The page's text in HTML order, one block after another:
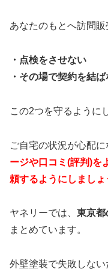
あなたのもとへ訪問販
・点検をさせない
・その場で契約を結
この2つを守るように
ご自宅の状況が心配に
ージや口コミ(評判)を
頼するようにしましょ
ヤネリーでは、 東京都
まとめています。
外壁塗装で失敗しな